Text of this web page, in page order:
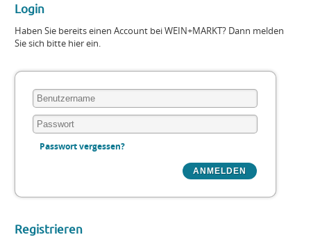
Login
Haben Sie bereits einen Account bei WEIN+MARKT? Dann melden
Sie sich bitte hier ein.
Passwort vergessen?
Registrieren